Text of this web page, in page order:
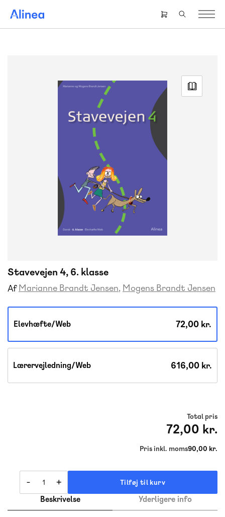
hovedindhold
Header
right
Stavevejen 4, 6. klasse
Af Marianne Brandt Jensen Mogens Brandt Jensen
Elevhæfte/Web 72,00 kr.
Lærervejledning/Web 616,00 kr.
Total pris
72,00 kr.
Pris inkl. moms90,00 kr.
- + Tilføj til kurv
Beskrivelse Yderligere info